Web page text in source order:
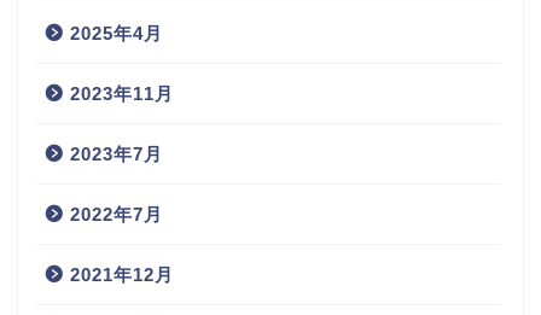
2025年4月
2023年11月
2023年7月
2022年7月
2021年12月